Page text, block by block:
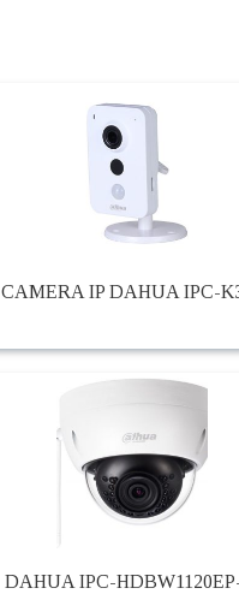
CAMERA IP DAHUA IPC-
DAHUA IPC-